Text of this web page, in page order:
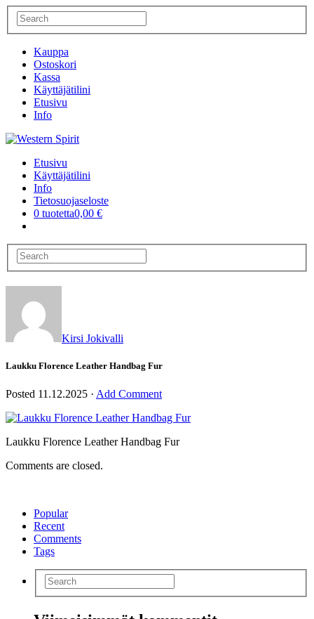
Kauppa
Ostoskori
Kassa
Käyttäjätilini
Etusivu
Info
Etusivu
Käyttäjätilini
Info
Tietosuojaseloste
0 tuotetta0,00 €
Kirsi Jokivalli
Laukku Florence Leather Handbag Fur
Posted 11.12.2025 · Add Comment
Laukku Florence Leather Handbag Fur
Comments are closed.
Popular
Recent
Comments
Tags